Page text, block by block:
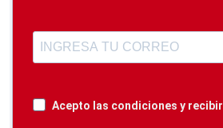
Acepto las condiciones y